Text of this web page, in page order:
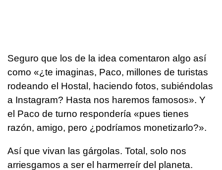
Seguro que los de la idea comentaron algo así
como «¿te imaginas, Paco, millones de turistas
rodeando el Hostal, haciendo fotos, subiéndolas
a Instagram? Hasta nos haremos famosos». Y
el Paco de turno respondería «pues tienes
razón, amigo, pero ¿podríamos monetizarlo?».
Así que vivan las gárgolas. Total, solo nos
arriesgamos a ser el harmerreír del planeta.